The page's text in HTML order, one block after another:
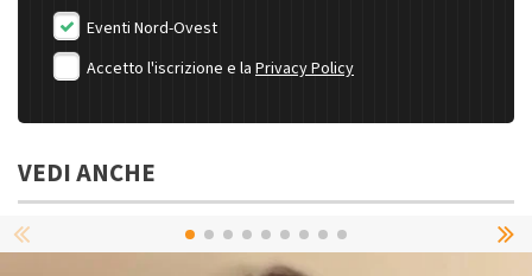
Eventi Nord-Ovest
Accetto l'iscrizione e la Privacy Policy
VEDI ANCHE